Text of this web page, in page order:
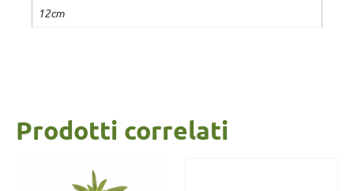
12cm
Prodotti correlati